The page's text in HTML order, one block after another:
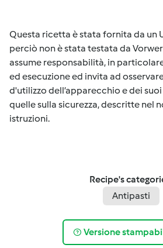
Questa ricetta è stata fornita da un
perciò non è stata testata da
assume responsabilità, in
ed esecuzione ed invita ad
d'utilizzo dell’apparecchio e dei
quelle sulla sicurezza, descritte nel
istruzioni.
Recipe's
Antipasti
Versione